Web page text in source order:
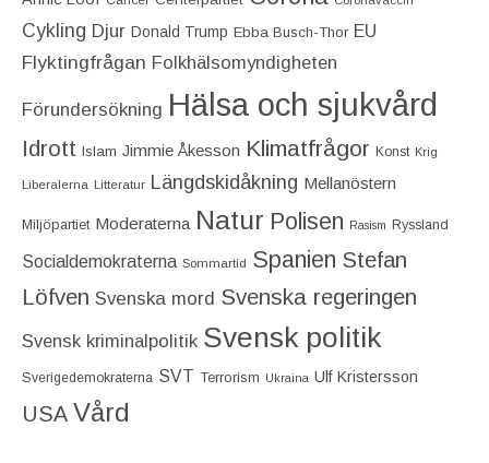
Cykling Djur Donald Trump Ebba Busch-Thor EU
Flyktingfrågan Folkhälsomyndigheten
Förundersökning Hälsa och sjukvård
Idrott Islam Jimmie Åkesson Klimatfrågor Konst Krig
Liberalerna Litteratur Längdskidåkning Mellanöstern
Miljöpartiet Moderaterna Natur Polisen Rasism Ryssland
Socialdemokraterna Sommartid Spanien Stefan
Löfven Svenska mord Svenska regeringen
Svensk kriminalpolitik Svensk politik
Sverigedemokraterna SVT Terrorism Ukraina Ulf Kristersson
USA Vård